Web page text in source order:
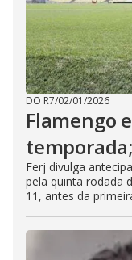
DO R7/02/01/2026
Flamengo
Ferj divulga
pela quinta rodada
11, antes da